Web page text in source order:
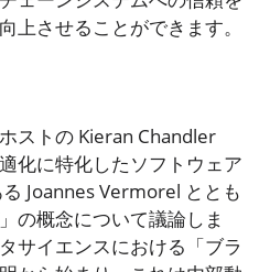
上させることができます。
ストの Kieran Chandler
化に特化したソフトウェア
Joannes Vermorel ととも
の概念について議論しま
サイエンスにおける「ブラ